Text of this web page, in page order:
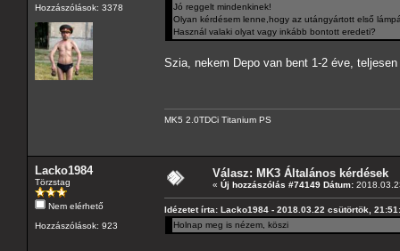
Hozzászólások: 3378
Jó reggelt mindenkinek!
Olyan kérdésem lenne,hogy az utángyártott első
Használ valaki olyat vagy inkább bontott eredeti?
Szia, nekem Depo van bent 1-2 éve,
MK5 2.0TDCi Titanium PS
Lacko1984
Törzstag
Nem elérhető
Hozzászólások: 923
Válasz: MK3 Általános kérdések
« Új hozzászólás #74149 Dátum:
Idézetet írta: Lacko1984 - 2018.03.22 csütörtök,
Holnap meg is nézem, köszi